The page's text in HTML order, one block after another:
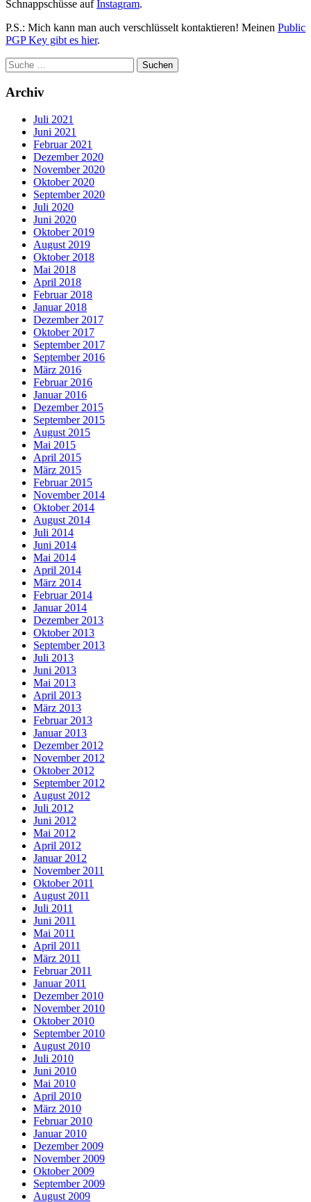
Schnappschüsse aufInstagram.
P.S.: Mich kann man auch verschlüsselt kontaktieren! Meinen Public
PGP Key gibt es hier.
Archiv
Juli 2021
Juni 2021
Februar 2021
Dezember 2020
November 2020
Oktober 2020
September 2020
Juli 2020
Juni 2020
Oktober 2019
August 2019
Oktober 2018
Mai 2018
April 2018
Februar 2018
Januar 2018
Dezember 2017
Oktober 2017
September 2017
September 2016
März 2016
Februar 2016
Januar 2016
Dezember 2015
September 2015
August 2015
Mai 2015
April 2015
März 2015
Februar 2015
November 2014
Oktober 2014
August 2014
Juli 2014
Juni 2014
Mai 2014
April 2014
März 2014
Februar 2014
Januar 2014
Dezember 2013
Oktober 2013
September 2013
Juli 2013
Juni 2013
Mai 2013
April 2013
März 2013
Februar 2013
Januar 2013
Dezember 2012
November 2012
Oktober 2012
September 2012
August 2012
Juli 2012
Juni 2012
Mai 2012
April 2012
Januar 2012
November 2011
Oktober 2011
August 2011
Juli 2011
Juni 2011
Mai 2011
April 2011
März 2011
Februar 2011
Januar 2011
Dezember 2010
November 2010
Oktober 2010
September 2010
August 2010
Juli 2010
Juni 2010
Mai 2010
April 2010
März 2010
Februar 2010
Januar 2010
Dezember 2009
November 2009
Oktober 2009
September 2009
August 2009